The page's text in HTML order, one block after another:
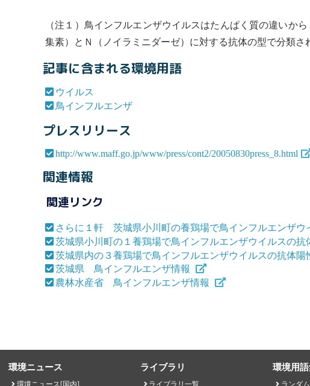
（注１） 鳥インフルエンザウイルスはたんぱく質の違いか
集素）とＮ（ノイラミニダーゼ）に対する抗体の型で分類
記事に含まれる環境用語
ウイルス
鳥インフルエンザ
プレスリリース
http://www.maff.go.jp/www/press/cont2/20050830press_8.html
関連情報
関連リンク
さらに１軒 茨城県小川町の養鶏場で鳥インフルエンザ
茨城県小川町の１養鶏場で鳥インフルエンザウイルスの
茨城県内の３養鶏場で鳥インフルエンザウイルスの抗体
茨城県 鳥インフルエンザ情報
農林水産省 鳥インフルエンザ情報
環境ニュース
環境ニュース[国内]
ライブラリ
ライブラリ一覧
環境用
ランダ